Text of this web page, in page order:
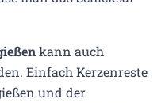
kann auch
Einfach Kerzenreste
und der